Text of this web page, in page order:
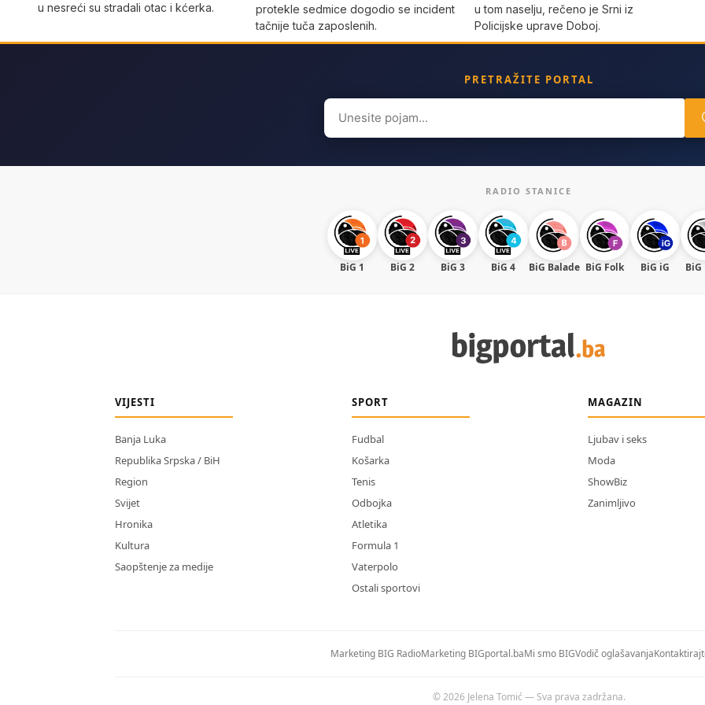
u nesreći su stradali otac i kćerka.
protekle sedmice dogodio se incident
tačnije tuča zaposlenih.
u tom naselju, rečeno je Srni iz
Policijske uprave Doboj.
PRETRAŽITE PORTAL
Search
for:
RADIO STANICE
BiG 1 BiG 2 BiG 3 BiG 4 BiG Balade BiG Folk BiG iG BiG
VIJESTI
Banja Luka
Republika Srpska / BiH
Region
Svijet
Hronika
Kultura
Saopštenje za medije
SPORT
Fudbal
Košarka
Tenis
Odbojka
Atletika
Formula 1
Vaterpolo
Ostali sportovi
MAGAZIN
Ljubav i seks
Moda
ShowBiz
Zanimljivo
Marketing BIG RadioMarketing BIGportal.baMi smo BIGVodič oglašavanja
© 2026 Jelena Tomić — Sva prava zadržana.